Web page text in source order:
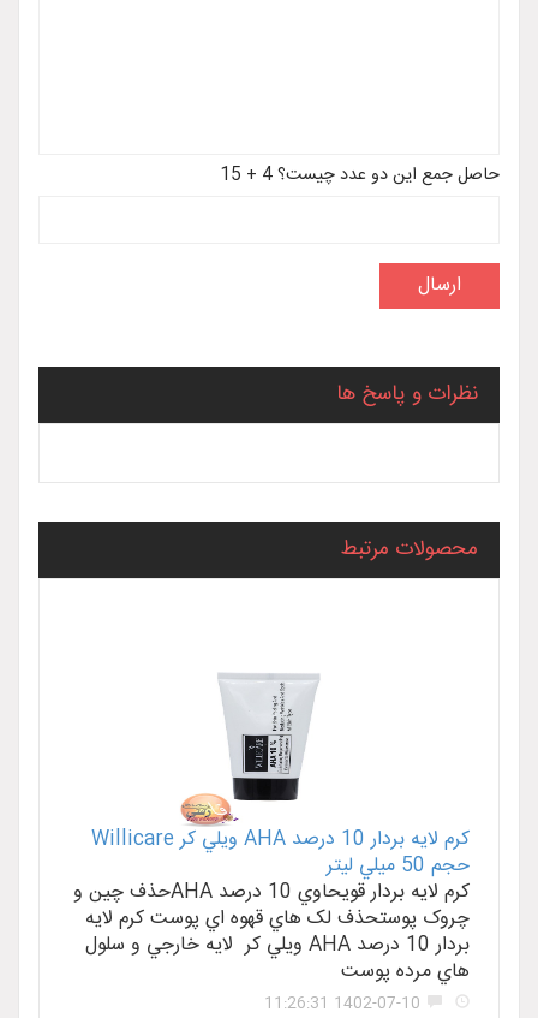
حاصل جمع این دو عدد چیست؟ 4 + 15
نظرات و پاسخ ها
محصولات مرتبط
کرم لايه بردار 10 درصد AHA ويلي کر Willicare
حجم 50 ميلي ليتر
کرم لايه بردار قويحاوي 10 درصد AHAحذف چين و
چروک پوستحذف لک هاي قهوه اي پوست کرم لايه
بردار 10 درصد AHA ويلي کر لايه خارجي و سلول
هاي مرده پوست
1402-07-10 11:26:31